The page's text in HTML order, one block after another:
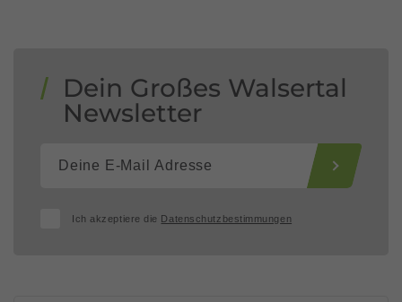
Dein Großes Walsertal
Newsletter
Ich akzeptiere die Datenschutzbestimmungen